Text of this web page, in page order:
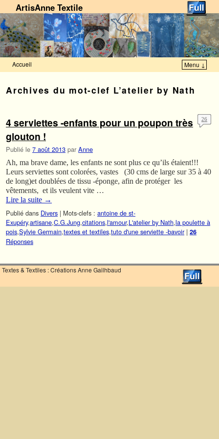
ArtisAnne Textile
Accueil Menu ↓
Archives du mot-clef L’atelier by Nath
4 serviettes -enfants pour un poupon très
glouton !
Publié le 7 août 2013 par Anne
26
Ah, ma brave dame, les enfants ne sont plus ce qu’ils étaient!!!
Leurs serviettes sont colorées, vastes (30 cms de large sur 35 à 40
de long)et doublées de tissu -éponge, afin de protéger les
vêtements, et ils veulent vite …
Lire la suite →
Publié dans Divers | Mots-clefs : antoine de st-
Exupéry,artisane,C.G.Jung,citations,l'amour,L'atelier by Nath,la poulette à
pois,Sylvie Germain,textes et textiles,tuto d'une serviette -bavoir | 26
Réponses
Textes & Textiles : Créations Anne Gailhbaud